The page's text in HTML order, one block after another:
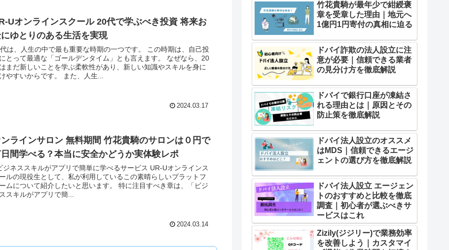
Uオンラインスクール 20代で学ぶべき投資 将来お
ゆとりのある生活を実現
は、人生の中で最も重要な時期の一つです。 この時期は、自己投
とって最適な「ゴールデンタイム」とも言えます。 なぜなら、20
まだ新しいことを学ぶ柔軟性があり、新しい知識やスキルを身に
やすいからです。 また、人生...
2024.03.17
ラインサロン 無料期間 竹花貴騎のサロンは０円で
間学べる？本当に安全かどうか実体験レポ
ジネススキルがアプリで簡単に学べるサービス UR-Uオンラインス
ルの現役生として、私が利用しているこの素晴らしいプラットフ
ムについて紹介したいと思います。 特に注目すべき章は、「ビジ
スキルがアプリで簡...
2024.03.14
竹花貴騎が最年少で紺綬褒
章を受章した理由｜地元へ
1億円1円寄付の真相に迫る
ドバイ詐欺の法人設立に注
意が必要｜信頼できる業者
の見分け方を徹底解説
ドバイで銀行口座が凍結さ
れる理由とは｜原因とその
防止策を徹底解説
ドバイ法人設立のオススメ
はMDS｜信頼できるエージ
ェントの選び方を徹底解説
ドバイ法人設立 エージェン
トのおすすめと比較を徹底
調査｜初心者が選ぶべきサ
ービスはこれ
Zizily(ジジリー)で業務効率
を改善しよう｜カスタマイ